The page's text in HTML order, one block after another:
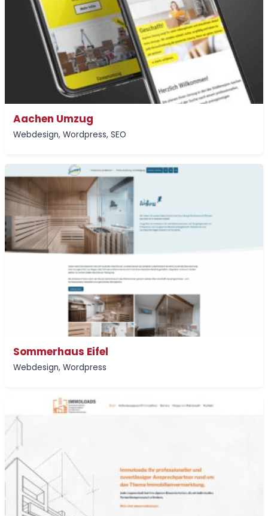
Aachen Umzug
Webdesign, Wordpress, SEO
Sommerhaus Eifel
Webdesign, Wordpress